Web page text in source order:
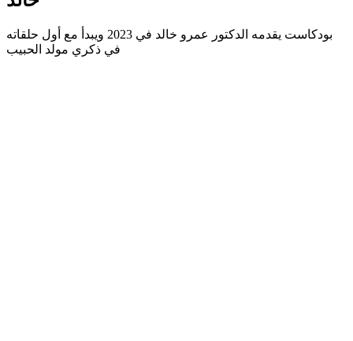
بودكاست يقدمه الدكتور عمرو خالد في 2023 ويبدأ مع أول حلقاته
في ذكري مولد الحبيب